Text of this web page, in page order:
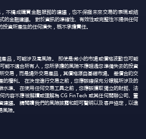
不構成購買金融服務的建議，也不保證未來交易的表現或結
的金融建議。 對於資訊的準確性、有效性或完整性不提供任何
資所產生的任何損失，概不承擔責任。
品，可能涉及高風險。 即使是微小的市場或價格波動也可能
能不適合所有人，您所承擔的風險不應超過您準備失去的投資
交易，而是場外交易產品，其價格源自基礎市場。 差價合約交
的權利。 在決定進行交易之前，您應該確保充分瞭解所涉及的
水準。 在使用任何交易工具之前，您應該獲取獨立的財務、法
內容不應被解讀或理解為 CG FinTech 或其任何關聯公司、董
建議。 請閱讀我們的風險披露和認可聲明以及客戶協定，以進
險。